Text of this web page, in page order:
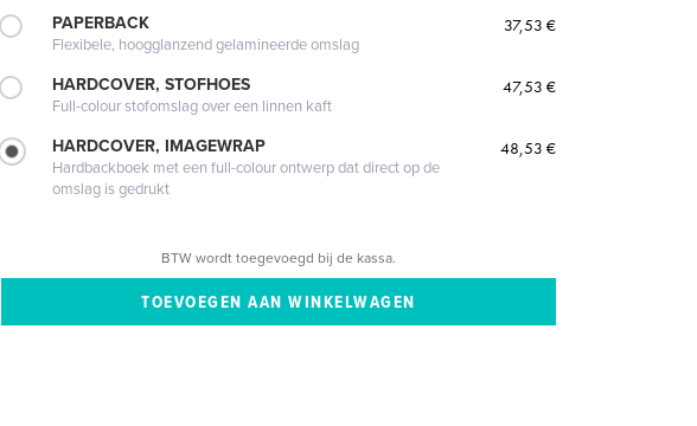
PAPERBACK
Flexibele, hoogglanzend gelamineerde omslag
37,53 €
HARDCOVER, STOFHOES
Full-colour stofomslag over een linnen kaft
47,53 €
HARDCOVER, IMAGEWRAP
Hardbackboek met een full-colour ontwerp dat direct op de
omslag is gedrukt
48,53 €
BTW wordt toegevoegd bij de kassa.